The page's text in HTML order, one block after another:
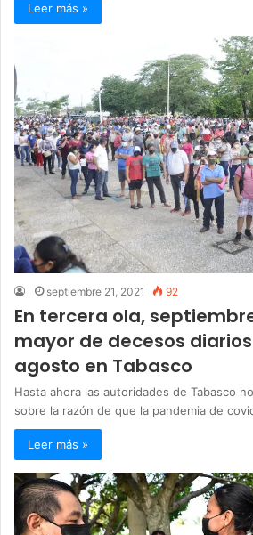
Leer más »
septiembre 21, 2021 92
En tercera ola,
mayor de decesos
agosto en Tabasco
Hasta ahora las autoridades de Tabasco
sobre la razón de que la pandemia de
Leer más »